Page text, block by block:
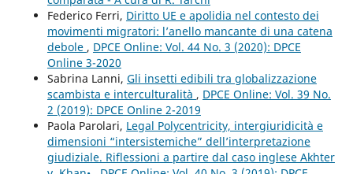
Federico Ferri, Diritto UE e apolidia nel contesto dei
movimenti migratori: l’anello mancante di una catena
debole , DPCE Online: Vol. 44 No. 3 (2020): DPCE
Online 3-2020
Sabrina Lanni, Gli insetti edibili tra globalizzazione
scambista e interculturalità , DPCE Online: Vol. 39 No.
2 (2019): DPCE Online 2-2019
Paola Parolari, Legal Polycentricity, intergiuridicità e
dimensioni “intersistemiche” dell’interpretazione
giudiziale. Riflessioni a partire dal caso inglese Akhter